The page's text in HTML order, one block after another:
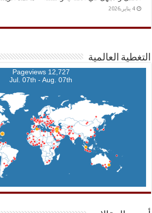
4 يناير,2026
التغطية العالمية
12,727 Pageviews
Jul. 07th - Aug. 07th